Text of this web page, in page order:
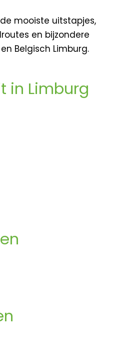
mooiste uitstapjes,
en bijzondere
Belgisch Limburg.
in Limburg